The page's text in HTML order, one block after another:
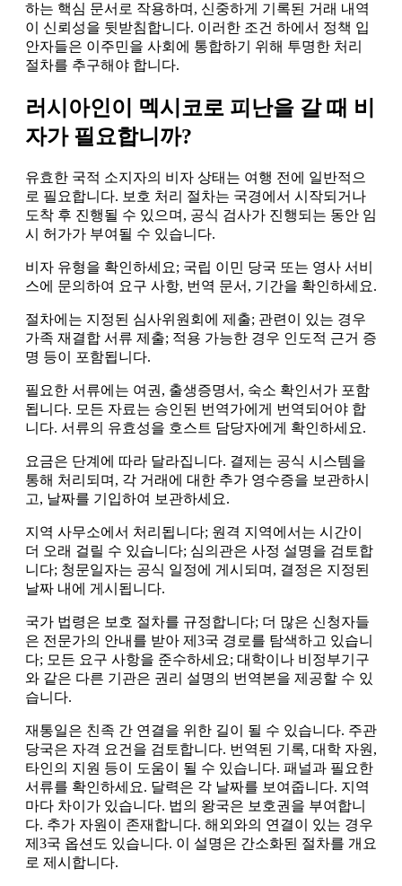
하는 핵심 문서로 작용하며, 신중하게 기록된 거래 내역
이 신뢰성을 뒷받침합니다. 이러한 조건 하에서 정책 입
안자들은 이주민을 사회에 통합하기 위해 투명한 처리
절차를 추구해야 합니다.
러시아인이 멕시코로 피난을 갈 때 비
자가 필요합니까?
유효한 국적 소지자의 비자 상태는 여행 전에 일반적으
로 필요합니다. 보호 처리 절차는 국경에서 시작되거나
도착 후 진행될 수 있으며, 공식 검사가 진행되는 동안 임
시 허가가 부여될 수 있습니다.
비자 유형을 확인하세요; 국립 이민 당국 또는 영사 서비
스에 문의하여 요구 사항, 번역 문서, 기간을 확인하세요.
절차에는 지정된 심사위원회에 제출; 관련이 있는 경우
가족 재결합 서류 제출; 적용 가능한 경우 인도적 근거 증
명 등이 포함됩니다.
필요한 서류에는 여권, 출생증명서, 숙소 확인서가 포함
됩니다. 모든 자료는 승인된 번역가에게 번역되어야 합
니다. 서류의 유효성을 호스트 담당자에게 확인하세요.
요금은 단계에 따라 달라집니다. 결제는 공식 시스템을
통해 처리되며, 각 거래에 대한 추가 영수증을 보관하시
고, 날짜를 기입하여 보관하세요.
지역 사무소에서 처리됩니다; 원격 지역에서는 시간이
더 오래 걸릴 수 있습니다; 심의관은 사정 설명을 검토합
니다; 청문일자는 공식 일정에 게시되며, 결정은 지정된
날짜 내에 게시됩니다.
국가 법령은 보호 절차를 규정합니다; 더 많은 신청자들
은 전문가의 안내를 받아 제3국 경로를 탐색하고 있습니
다; 모든 요구 사항을 준수하세요; 대학이나 비정부기구
와 같은 다른 기관은 권리 설명의 번역본을 제공할 수 있
습니다.
재통일은 친족 간 연결을 위한 길이 될 수 있습니다. 주관
당국은 자격 요건을 검토합니다. 번역된 기록, 대학 자원,
타인의 지원 등이 도움이 될 수 있습니다. 패널과 필요한
서류를 확인하세요. 달력은 각 날짜를 보여줍니다. 지역
마다 차이가 있습니다. 법의 왕국은 보호권을 부여합니
다. 추가 자원이 존재합니다. 해외와의 연결이 있는 경우
제3국 옵션도 있습니다. 이 설명은 간소화된 절차를 개요
로 제시합니다.